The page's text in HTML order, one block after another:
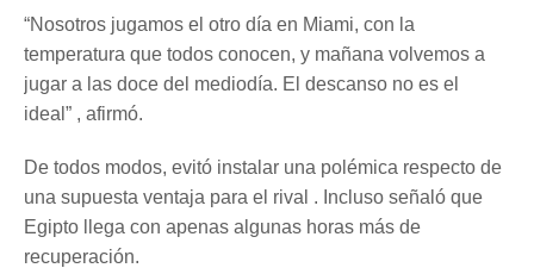
“Nosotros jugamos el otro día en Miami, con la
temperatura que todos conocen, y mañana volvemos a
jugar a las doce del mediodía. El descanso no es el
ideal” , afirmó.
De todos modos, evitó instalar una polémica respecto de
una supuesta ventaja para el rival . Incluso señaló que
Egipto llega con apenas algunas horas más de
recuperación.